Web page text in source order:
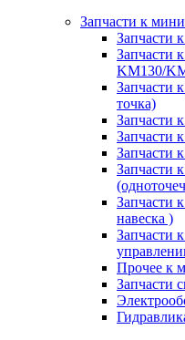
Запчасти к
Запчасти
Запчасти
KM130/
Запчасти
точка)
Запчасти
Запчасти
Запчасти
Запчасти
Запчасти
навеска )
Запчасти
Прочее к
Запчасти